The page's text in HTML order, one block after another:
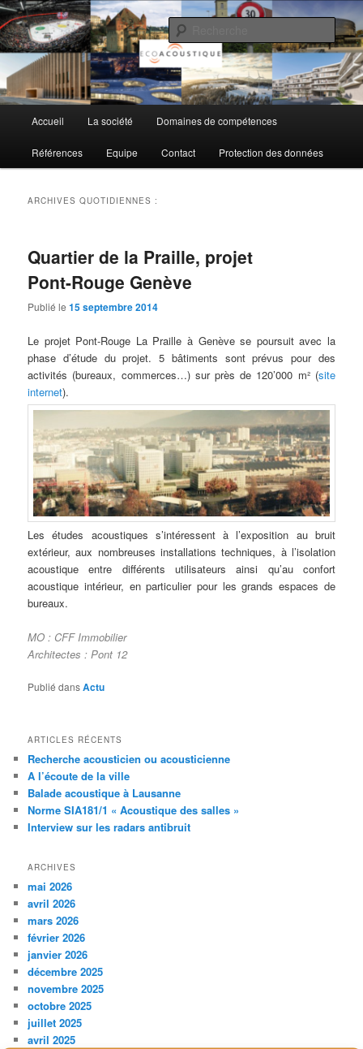
Aller
au
contenu
principal
Aller
au
contenu
secondaireEcoAcoustique SA
principal
Accueil La société Domaines de compétences
Références Equipe Contact Protection des données
ARCHIVES QUOTIDIENNES :
Quartier de la Praille, projet
Pont-Rouge Genève
Publié le15 septembre 2014
Le projet Pont-Rouge La Praille à Genève se poursuit avec la
phase d’étude du projet. 5 bâtiments sont prévus pour des
activités (bureaux, commerces…) sur près de 120’000 m² (site
internet).
Les études acoustiques s’intéressent à l’exposition au bruit
extérieur, aux nombreuses installations techniques, à l’isolation
acoustique entre différents utilisateurs ainsi qu’au confort
acoustique intérieur, en particulier pour les grands espaces de
bureaux.
MO : CFF Immobilier
Architectes : Pont 12
Publié dansActu
ARTICLES RÉCENTS
Recherche acousticien ou acousticienne
A l’écoute de la ville
Balade acoustique à Lausanne
Norme SIA181/1 « Acoustique des salles »
Interview sur les radars antibruit
ARCHIVES
mai 2026
avril 2026
mars 2026
février 2026
janvier 2026
décembre 2025
novembre 2025
octobre 2025
juillet 2025
avril 2025